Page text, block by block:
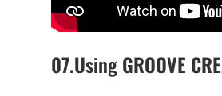
07.Using GROOVE